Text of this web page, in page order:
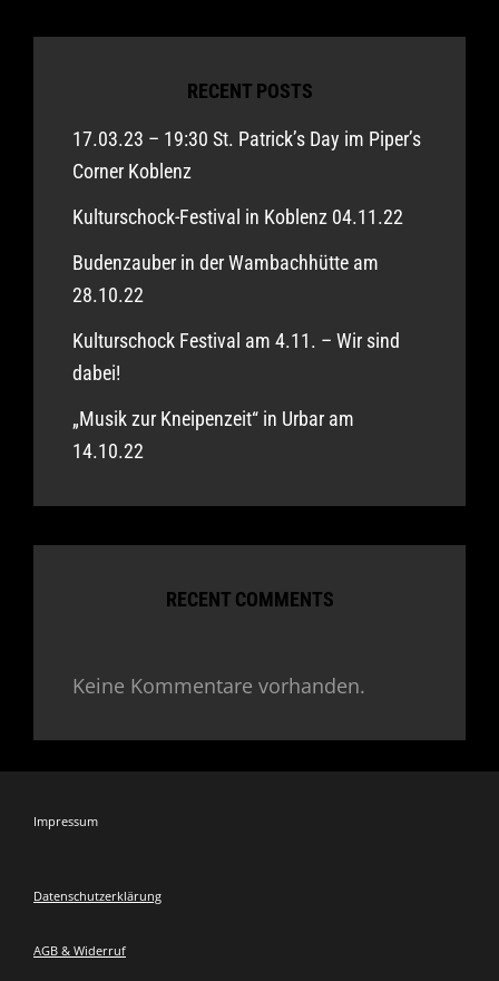
RECENT POSTS
17.03.23 – 19:30 St. Patrick’s Day im Piper’s
Corner Koblenz
Kulturschock-Festival in Koblenz 04.11.22
Budenzauber in der Wambachhütte am
28.10.22
Kulturschock Festival am 4.11. – Wir sind
dabei!
„Musik zur Kneipenzeit“ in Urbar am
14.10.22
RECENT COMMENTS
Keine Kommentare vorhanden.
Impressum
Datenschutzerklärung
AGB & Widerruf